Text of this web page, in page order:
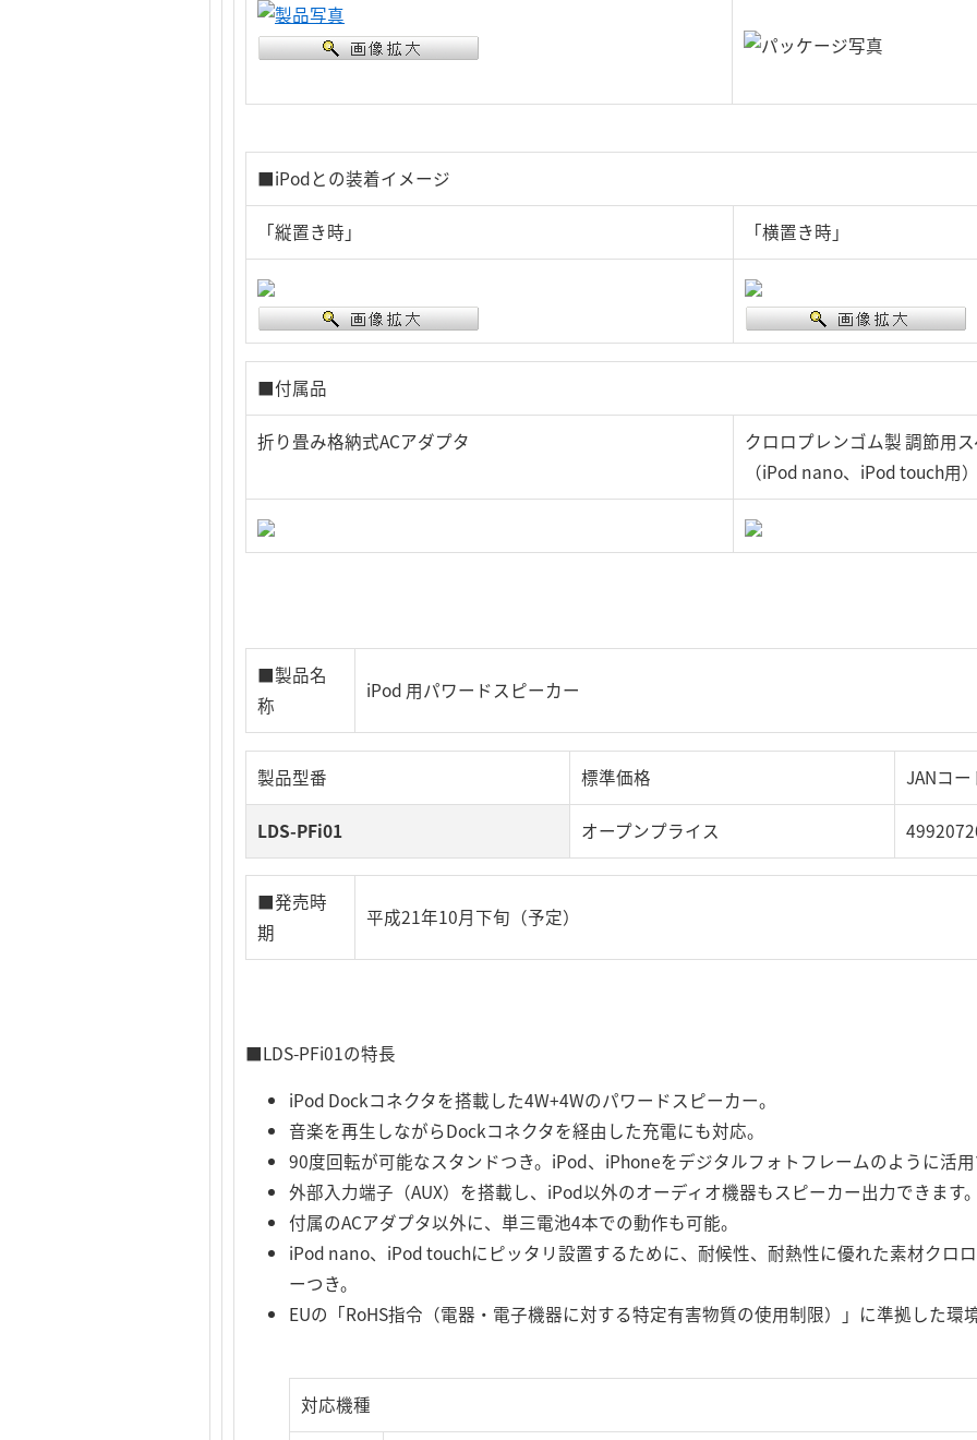
■iPodとの装着イメージ
「縦置き時」 「横置き時」
■付属品
折り畳み格納式ACアダプタ
クロロプレンゴム製 調節用
（iPod nano、iPod touch用）
■製品名
称
iPod 用パワードスピーカー
製品型番 標準価格 JANコー
LDS-PFi01 オープンプライス
■発売時
期
平成21年10月下旬（予定）
■LDS-PFi01の特長
iPod Dockコネクタを搭載した4W+4Wのパワードスピーカー。
音楽を再生しながらDockコネクタを経由した充電にも対応。
90度回転が可能なスタンドつき。iPod、iPhoneをデジタルフォトフレームのように活用
外部入力端子（AUX）を搭載し、iPod以外のオーディオ機器もスピーカー出力できます。
付属のACアダプタ以外に、単三電池4本での動作も可能。
iPod nano、iPod touchにピッタリ設置するために、耐候性、耐熱性に優れた素材クロ
ーつき。
EUの「RoHS指令（電器・電子機器に対する特定有害物質の使用制限）」に準拠した環
対応機種